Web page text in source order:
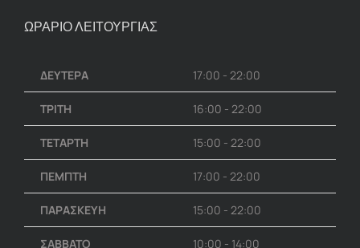
ΩΡΑΡΙΟ ΛΕΙΤΟΥΡΓΙΑΣ
ΔΕΥΤΕΡΑ 17:00 - 22:00
ΤΡΙΤΗ 16:00 - 22:00
ΤΕΤΑΡΤΗ 15:00 - 22:00
ΠΕΜΠΤΗ 17:00 - 22:00
ΠΑΡΑΣΚΕΥΗ 15:00 - 22:00
ΣΑΒΒΑΤΟ 10:00 - 14:00